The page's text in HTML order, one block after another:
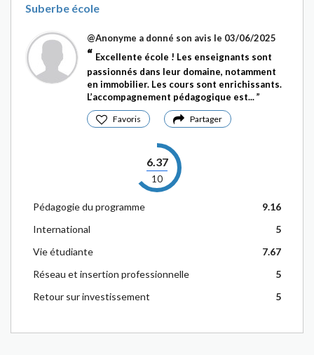
Suberbe école
@Anonyme a donné son avis le 03/06/2025
Excellente école ! Les enseignants sont
passionnés dans leur domaine, notamment
en immobilier. Les cours sont enrichissants.
L’accompagnement pédagogique est...
Favoris Partager
6.37
10
Pédagogie du programme
9.16
International
5
Vie étudiante
7.67
Réseau et insertion professionnelle
5
Retour sur investissement
5